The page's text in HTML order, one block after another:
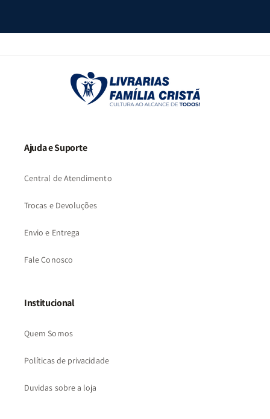
Ajuda e Suporte
Central de Atendimento
Trocas e Devoluções
Envio e Entrega
Fale Conosco
Institucional
Quem Somos
Políticas de privacidade
Duvidas sobre a loja